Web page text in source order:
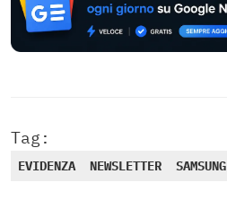
Tag:
EVIDENZA NEWSLETTER SAMSUNG